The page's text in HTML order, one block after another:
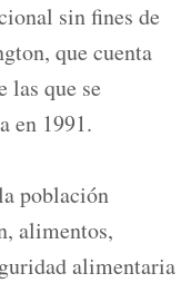
sin fines de
que cuenta
las que se
en 1991.
población
alimentos,
alimentaria